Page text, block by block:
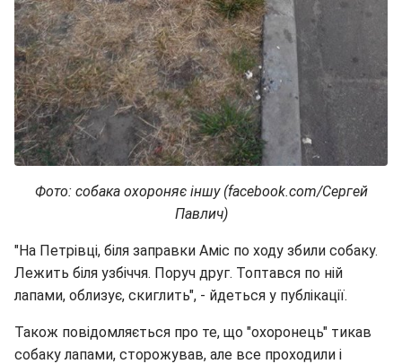
Фото: собака охороняє іншу (facebook.com/Сергей
Павлич)
"На Петрівці, біля заправки Аміс по ходу збили собаку.
Лежить біля узбіччя. Поруч друг. Топтався по ній
лапами, облизує, скиглить", - йдеться у публікації.
Також повідомляється про те, що "охоронець" тикав
собаку лапами, сторожував, але все проходили і